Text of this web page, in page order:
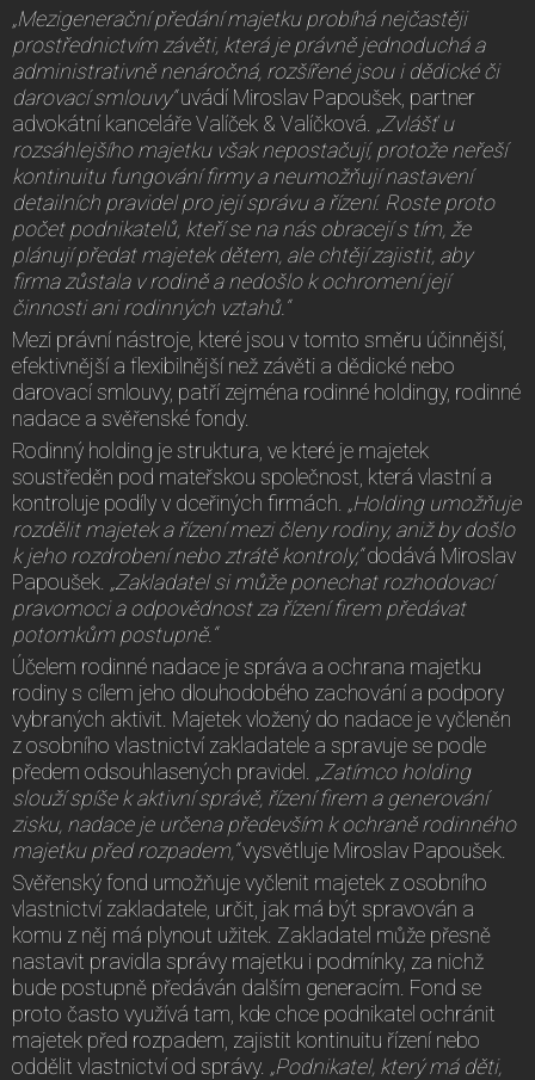
„Mezigenerační předání majetku probíhá nejčastěji
prostřednictvím závěti, která je právně jednoduchá a
administrativně nenáročná, rozšířené jsou i dědické či
darovací smlouvy“uvádí Miroslav Papoušek, partner
advokátní kanceláře Valíček & Valíčková. „Zvlášť u
rozsáhlejšího majetku však nepostačují, protože neřeší
kontinuitu fungování firmy a neumožňují nastavení
detailních pravidel pro její správu a řízení. Roste proto
počet podnikatelů, kteří se na nás obracejí s tím, že
plánují předat majetek dětem, ale chtějí zajistit, aby
firma zůstala v rodině a nedošlo k ochromení její
činnosti ani rodinných vztahů.“
Mezi právní nástroje, které jsou v tomto směru účinnější,
efektivnější a flexibilnější než závěti a dědické nebo
darovací smlouvy, patří zejména rodinné holdingy, rodinné
nadace a svěřenské fondy.
Rodinný holding je struktura, ve které je majetek
soustředěn pod mateřskou společnost, která vlastní a
kontroluje podíly v dceřiných firmách. „Holding umožňuje
rozdělit majetek a řízení mezi členy rodiny, aniž by došlo
k jeho rozdrobení nebo ztrátě kontroly,“dodává Miroslav
Papoušek. „Zakladatel si může ponechat rozhodovací
pravomoci a odpovědnost za řízení firem předávat
potomkům postupně.“
Účelem rodinné nadace je správa a ochrana majetku
rodiny s cílem jeho dlouhodobého zachování a podpory
vybraných aktivit. Majetek vložený do nadace je vyčleněn
z osobního vlastnictví zakladatele a spravuje se podle
předem odsouhlasených pravidel. „Zatímco holding
slouží spíše k aktivní správě, řízení firem a generování
zisku, nadace je určena především k ochraně rodinného
majetku před rozpadem,“vysvětluje Miroslav Papoušek.
Svěřenský fond umožňuje vyčlenit majetek z osobního
vlastnictví zakladatele, určit, jak má být spravován a
komu z něj má plynout užitek. Zakladatel může přesně
nastavit pravidla správy majetku i podmínky, za nichž
bude postupně předáván dalším generacím. Fond se
proto často využívá tam, kde chce podnikatel ochránit
majetek před rozpadem, zajistit kontinuitu řízení nebo
oddělit vlastnictví od správy. „Podnikatel, který má děti,